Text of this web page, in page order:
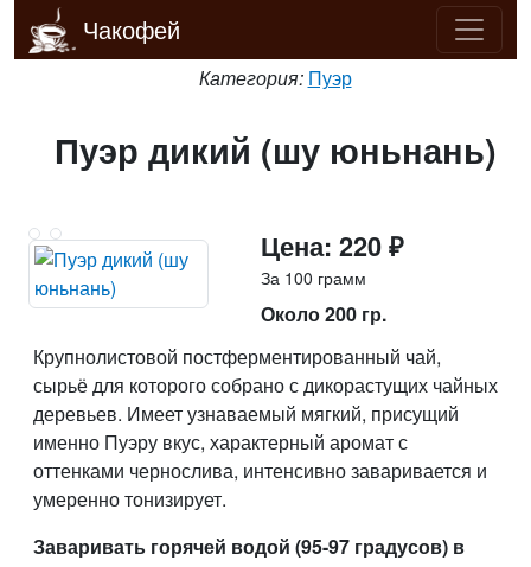
Чакофей
Категория: Пуэр
Пуэр дикий (шу юньнань)
Цена: 220 ₽
За 100 грамм
Около 200 гр.
Крупнолистовой постферментированный чай,
сырьё для которого собрано с дикорастущих чайных
деревьев. Имеет узнаваемый мягкий, присущий
именно Пуэру вкус, характерный аромат с
оттенками чернослива, интенсивно заваривается и
умеренно тонизирует.
Заваривать горячей водой (95-97 градусов) в